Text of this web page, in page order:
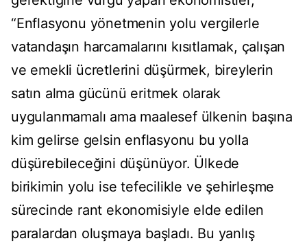
“Enflasyonu yönetmenin yolu vergilerle
vatandaşın harcamalarını kısıtlamak, çalışan
ve emekli ücretlerini düşürmek, bireylerin
satın alma gücünü eritmek olarak
uygulanmamalı ama maalesef ülkenin başına
kim gelirse gelsin enflasyonu bu yolla
düşürebileceğini düşünüyor. Ülkede
birikimin yolu ise tefecilikle ve şehirleşme
sürecinde rant ekonomisiyle elde edilen
paralardan oluşmaya başladı. Bu yanlış